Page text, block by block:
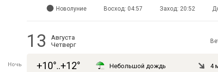
Новолуние Восход: 04:57 Заход: 20:52
13
Августа
Четверг
Ночь +10°..+12° Небольшой дождь 4